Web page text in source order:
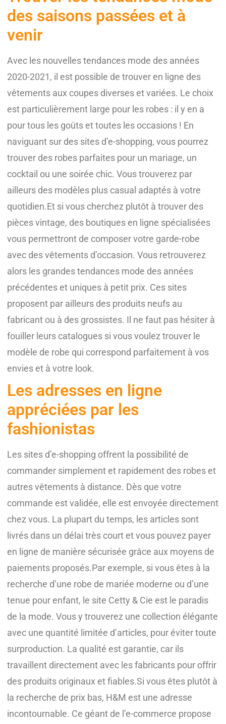
des saisons passées et à
venir
Avec les nouvelles tendances mode des années
2020-2021, il est possible de trouver en ligne des
vêtements aux coupes diverses et variées. Le choix
est particulièrement large pour les robes : il y en a
pour tous les goûts et toutes les occasions ! En
naviguant sur des sites d’e-shopping, vous pourrez
trouver des robes parfaites pour un mariage, un
cocktail ou une soirée chic. Vous trouverez par
ailleurs des modèles plus casual adaptés à votre
quotidien.Et si vous cherchez plutôt à trouver des
pièces vintage, des boutiques en ligne spécialisées
vous permettront de composer votre garde-robe
avec des vêtements d’occasion. Vous retrouverez
alors les grandes tendances mode des années
précédentes et uniques à petit prix. Ces sites
proposent par ailleurs des produits neufs au
fabricant ou à des grossistes. Il ne faut pas hésiter à
fouiller leurs catalogues si vous voulez trouver le
modèle de robe qui correspond parfaitement à vos
envies et à votre look.
Les adresses en ligne
appréciées par les
fashionistas
Les sites d’e-shopping offrent la possibilité de
commander simplement et rapidement des robes et
autres vêtements à distance. Dès que votre
commande est validée, elle est envoyée directement
chez vous. La plupart du temps, les articles sont
livrés dans un délai très court et vous pouvez payer
en ligne de manière sécurisée grâce aux moyens de
paiements proposés.Par exemple, si vous êtes à la
recherche d’une robe de mariée moderne ou d’une
tenue pour enfant, le site Cetty & Cie est le paradis
de la mode. Vous y trouverez une collection élégante
avec une quantité limitée d’articles, pour éviter toute
surproduction. La qualité est garantie, car ils
travaillent directement avec les fabricants pour offrir
des produits originaux et fiables.Si vous êtes plutôt à
la recherche de prix bas, H&M est une adresse
incontournable. Ce géant de l’e-commerce propose